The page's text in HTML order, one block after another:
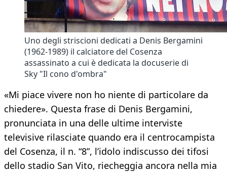
Uno degli striscioni dedicati a Denis Bergamini
(1962-1989) il calciatore del Cosenza
assassinato a cui è dedicata la docuserie di
Sky "Il cono d'ombra"
«Mi piace vivere non ho niente di particolare da
chiedere». Questa frase di Denis Bergamini,
pronunciata in una delle ultime interviste
televisive rilasciate quando era il centrocampista
del Cosenza, il n. “8”, l’idolo indiscusso dei tifosi
dello stadio San Vito, riecheggia ancora nella mia